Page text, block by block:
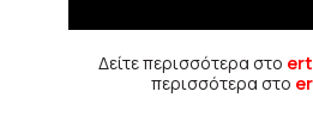
Δείτε περισσότερα στο
περισσότερα στο